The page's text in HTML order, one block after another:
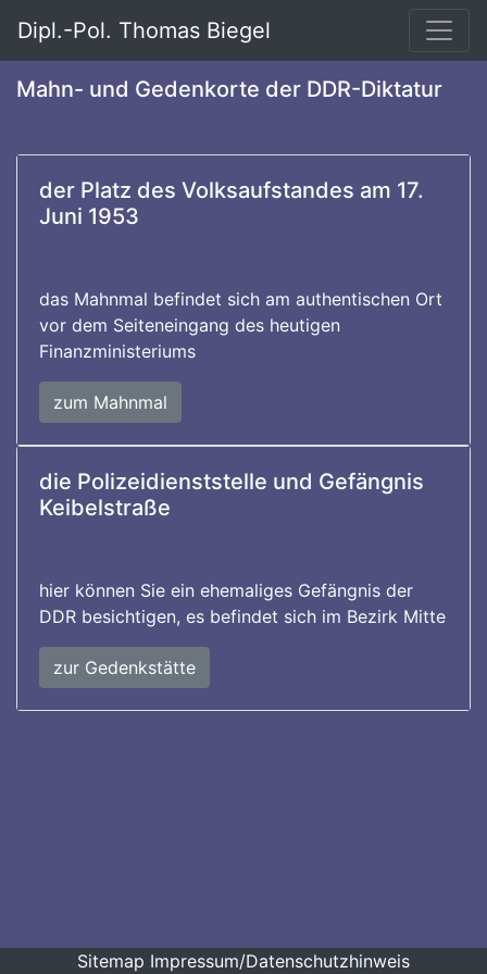
Sitemap Impressum/Datenschutzhinweis
Dipl.-Pol. Thomas Biegel
Mahn- und Gedenkorte der DDR-Diktatur
der Platz des Volksaufstandes am 17.
Juni 1953
das Mahnmal befindet sich am authentischen Ort
vor dem Seiteneingang des heutigen
Finanzministeriums
zum Mahnmal
die Polizeidienststelle und Gefängnis
Keibelstraße
hier können Sie ein ehemaliges Gefängnis der
DDR besichtigen, es befindet sich im Bezirk Mitte
zur Gedenkstätte